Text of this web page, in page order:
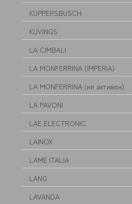
KÜPPERSBUSCH
KUVINGS
LA CIMBALI
LA MONFERRINA (IMPERIA)
LA MONFERRINA (не активен)
LA PAVONI
LAE ELECTRONIC
LAINOX
LAME ITALIA
LANG
LAVANDA